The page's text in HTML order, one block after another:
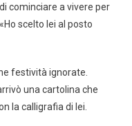
cominciare a vivere per
scelto lei al posto
festività ignorate.
una cartolina che
la calligrafia di lei.